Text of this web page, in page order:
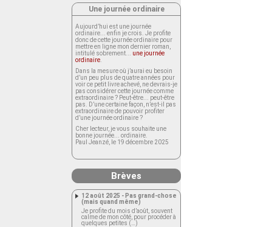
Une journée ordinaire
Aujourd’hui est une journée
ordinaire... enfin je crois. Je profite
donc de cette journée ordinaire pour
mettre en ligne mon dernier roman,
intitulé sobrement... une journée
ordinaire
Dans la mesure où j’aurai eu besoin
d’un peu plus de quatre années pour
voir ce petit livre achevé, ne devrais-je
pas considérer cette journée comme
extraordinaire ? Peut-être... peut-être
pas. D’une certaine façon, n’est-il pas
extraordinaire de pouvoir profiter
d’une journée ordinaire ?
Cher lecteur, je vous souhaite une
bonne journée... ordinaire.
Paul Jeanzé, le 19 décembre 2025
Brèves
12 août 2025 - Pas grand-chose
(mais quand même)
Je profite du mois d’août, souvent
calme de mon côté, pour procéder à
quelques petites (…)